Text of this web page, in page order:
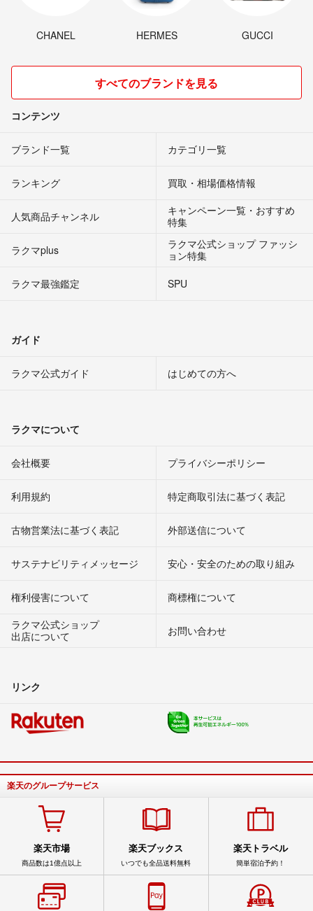
CHANEL HERMES GUCCI
すべてのブランドを見る
コンテンツ
ブランド一覧 カテゴリ一覧
ランキング 買取・相場価格情報
人気商品チャンネル
キャンペーン一覧・おすすめ
特集
ラクマplus
ラクマ公式ショップ ファッシ
ョン特集
ラクマ最強鑑定
SPU
ガイド
ラクマ公式ガイド はじめての方へ
ラクマについて
会社概要 プライバシーポリシー
利用規約 特定商取引法に基づく表記
古物営業法に基づく表記 外部送信について
サステナビリティメッセージ 安心・安全のための取り組み
権利侵害について
商標権について
ラクマ公式ショップ
出店について
お問い合わせ
リンク
楽天のグループサービス
楽天市場
商品数は1億点以上
楽天ブックス
いつでも全品送料無料
楽天トラベル
簡単宿泊予約！